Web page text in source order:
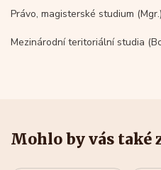
Právo, magisterské studium
Mezinárodní teritoriální studia
Mohlo by vás také